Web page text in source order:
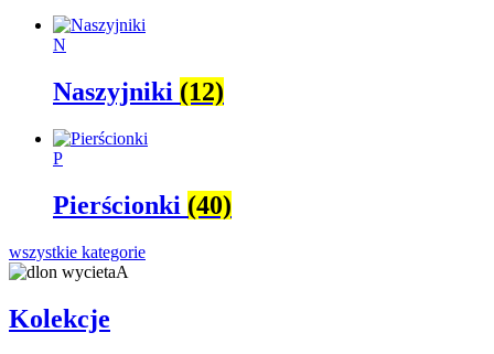
N
Naszyjniki (12)
P
Pierścionki (40)
wszystkie kategorie
Kolekcje